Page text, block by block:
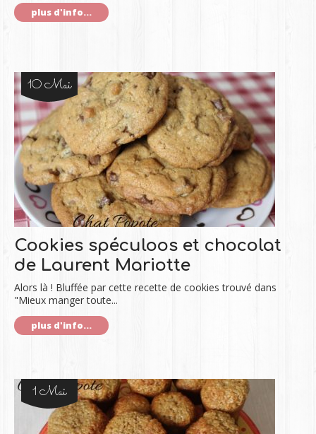
plus d'info...
10 Mai
Cookies spéculoos et chocolat
de Laurent Mariotte
Alors là ! Bluffée par cette recette de cookies trouvé dans
"Mieux manger toute...
plus d'info...
1 Mai